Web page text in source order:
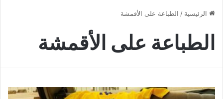
الرئيسية / الطباعة على الأقمشة
الطباعة على الأقمشة